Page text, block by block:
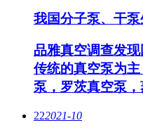
我国分子泵、干
品雅真空调查发
传统的真空泵为
泵，罗茨真空泵
222021-10